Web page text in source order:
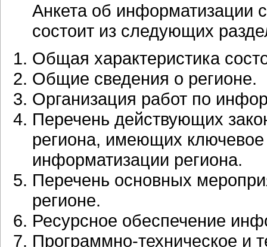
Анкета об информатизации
состоит из следующих
Общая характеристика
Общие сведения о регионе.
Организация работ по
Перечень действующих
региона, имеющих ключевое
информатизации региона.
Перечень основных
регионе.
Ресурсное обеспечение
Программно-техническое и